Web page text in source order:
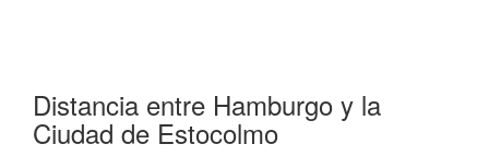
Distancia entre Hamburgo y la
Ciudad de Estocolmo